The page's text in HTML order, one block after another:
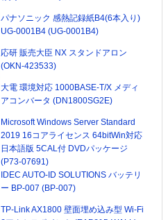
パナソニック 感熱記録紙B4(6本入り)
UG-0001B4 (UG-0001B4)
応研 販売大臣 NX スタンドアロン
(OKN-423533)
大電 環境対応 1000BASE-T/X メディ
アコンバータ (DN1800SG2E)
Microsoft Windows Server Standard
2019 16コアライセンス 64bitWin対応
日本語版 5CAL付 DVDパッケージ
(P73-07691)
IDEC AUTO-ID SOLUTIONS バッテリ
ー BP-007 (BP-007)
TP-Link AX1800 壁面埋め込み型 Wi-Fi